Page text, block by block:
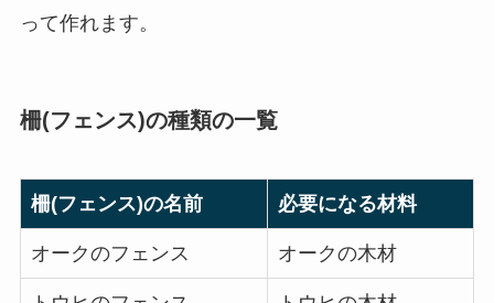
って作れます。
柵(フェンス)の種類の一覧
柵(フェンス)の名前 必要になる材料
オークのフェンス オークの木材